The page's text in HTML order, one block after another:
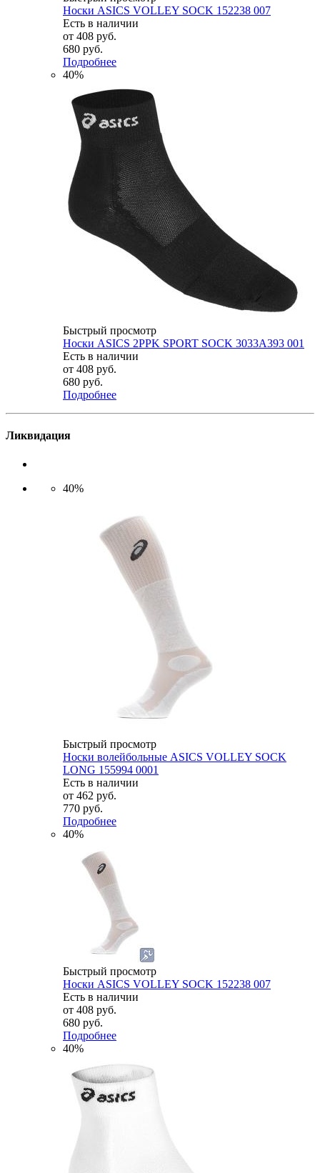
Носки ASICS VOLLEY SOCK 152238 007
Есть в наличии
от 408 руб.
680 руб.
Подробнее
40%
Быстрый просмотр
Носки ASICS 2PPK SPORT SOCK 3033A393 001
Есть в наличии
от 408 руб.
680 руб.
Подробнее
Ликвидация
40%
Быстрый просмотр
Носки волейбольные ASICS VOLLEY SOCK
LONG 155994 0001
Есть в наличии
от 462 руб.
770 руб.
Подробнее
40%
Быстрый просмотр
Носки ASICS VOLLEY SOCK 152238 007
Есть в наличии
от 408 руб.
680 руб.
Подробнее
40%